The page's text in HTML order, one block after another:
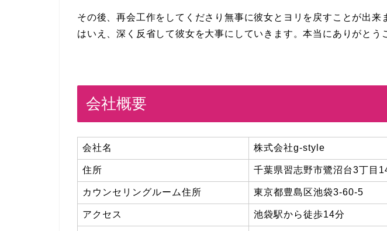
その後、再会工作をしてくださり無事に彼女とヨリを戻すことが出来
はいえ、深く反省して彼女を大事にしていきます。本当にありがとう
会社概要
会社名 株式会社g-style
住所 千葉県習志野市鷺沼台3丁目
カウンセリングルーム住所 東京都豊島区池袋3-60-5
アクセス 池袋駅から徒歩14分